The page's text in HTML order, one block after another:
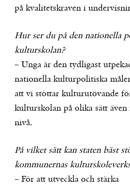
på kvalitetskraven i
Hur ser du på den nationella
kulturskolan?
– Unga är den tydligast
nationella kulturpolitiska
att vi stöttar kulturutövande
kulturskolan på olika sätt
nivå.
På vilket sätt kan staten bäst
kommunernas
– För att utveckla och stärka